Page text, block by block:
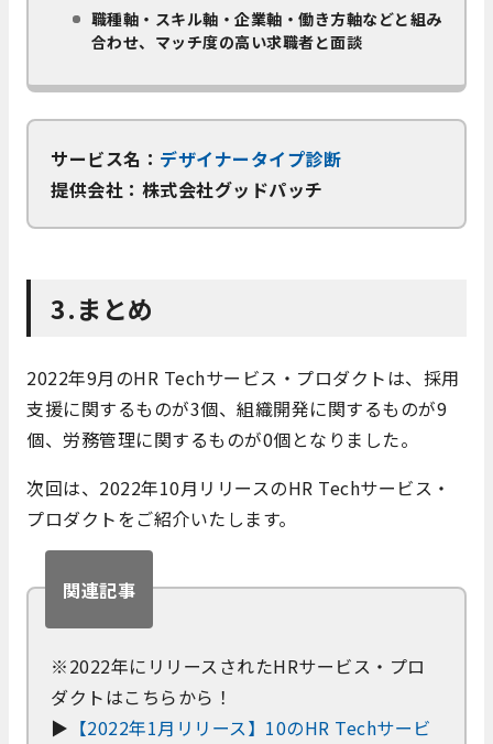
職種軸・スキル軸・企業軸・働き方軸などと組み
合わせ、マッチ度の高い求職者と面談
サービス名： デザイナータイプ診断
提供会社：株式会社グッドパッチ
3.まとめ
2022年9月のHR Techサービス・プロダクトは、採用
支援に関するものが3個、組織開発に関するものが9
個、労務管理に関するものが0個となりました。
次回は、2022年10月リリースのHR Techサービス・
プロダクトをご紹介いたします。
関連記事
※2022年にリリースされたHRサービス・プロ
ダクトはこちらから！
▶ 【2022年1月リリース】10のHR Techサービ